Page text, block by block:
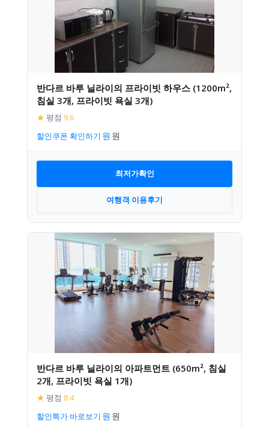
반다르 바루 닐라이의 프라이빗 하우스 (1200m²,
침실 3개, 프라이빗 욕실 3개)
★ 평점 9.6
할인쿠폰 확인하기
최저가확인
여행객 이용후기
반다르 바루 닐라이의 아파트먼트 (650m², 침실
2개, 프라이빗 욕실 1개)
★ 평점 8.4
할인특가 바로보기